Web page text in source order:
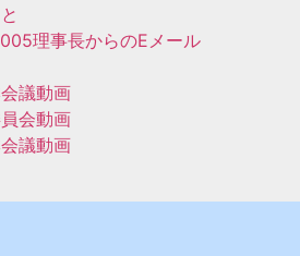
理事長からのEメール
議動画
会動画
議動画